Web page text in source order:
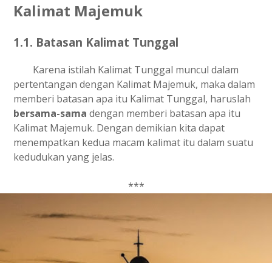
Kalimat Majemuk
1.1. Batasan Kalimat Tunggal
Karena istilah Kalimat Tunggal muncul dalam
pertentangan dengan Kalimat Majemuk, maka dalam
memberi batasan apa itu Kalimat Tunggal, haruslah
bersama-sama dengan memberi batasan apa itu
Kalimat Majemuk. Dengan demikian kita dapat
menempatkan kedua macam kalimat itu dalam suatu
kedudukan yang jelas.
***